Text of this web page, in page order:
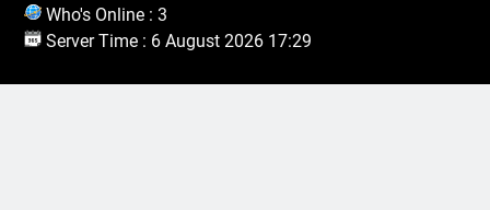
Who's Online : 3
Server Time : 6 August 2026 17:29